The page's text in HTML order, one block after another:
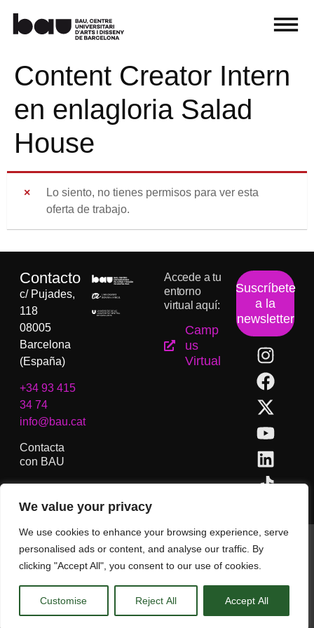
We value your privacy
We use cookies to enhance your browsing experience, serve
personalised ads or content, and analyse our traffic. By
clicking "Accept All", you consent to our use of cookies.
Customise Reject All Accept All
Content Creator Intern
en enlagloria Salad
House
Lo siento, no tienes permisos para ver esta
oferta de trabajo.
Contacto
c/ Pujades,
118
08005
Barcelona
(España)
+34 93 415
34 74
info@bau.cat
Contacta
con BAU
Accede a tu
entorno
virtual aquí:
Camp
us
Virtual
Suscríbete
a la
newsletter
BAU, Centro Universitario de Artes y Diseño de Barcelona.
Copyright © Todos los derechos reservados.
Aviso Legal
ES EN